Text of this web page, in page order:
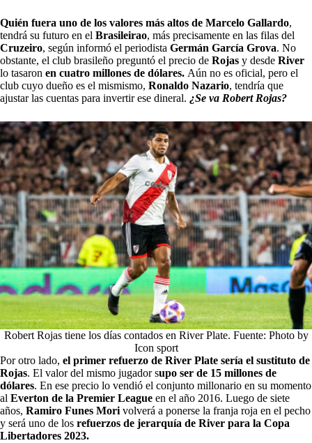
Quién fuera uno de los valores más altos de Marcelo Gallardo,
tendrá su futuro en el Brasileirao, más precisamente en las filas del
Cruzeiro, según informó el periodista Germán García Grova. No
obstante, el club brasileño preguntó el precio de Rojas y desde River
lo tasaron en cuatro millones de dólares. Aún no es oficial, pero el
club cuyo dueño es el mismismo, Ronaldo Nazario, tendría que
ajustar las cuentas para invertir ese dineral. ¿Se va Robert Rojas?
Robert Rojas tiene los días contados en River Plate. Fuente: Photo by
Icon sport
Por otro lado, el primer refuerzo de River Plate sería el sustituto de
Rojas. El valor del mismo jugador supo ser de 15 millones de
dólares. En ese precio lo vendió el conjunto millonario en su momento
al Everton de la Premier League en el año 2016. Luego de siete
años, Ramiro Funes Morivolverá a ponerse la franja roja en el pecho
y será uno de los refuerzos de jerarquía de River para la Copa
Libertadores 2023.